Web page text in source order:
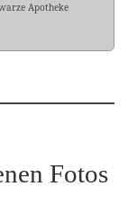
Apotheke
Fotos